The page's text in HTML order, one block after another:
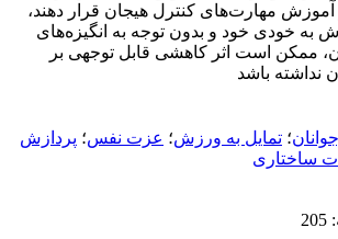
مهارت‌های کنترل هیجان قرار دهند،
به خودی خود و بدون توجه به انگیزه‌های
ممکن است اثر کاهشی قابل توجهی بر
نداشته باشد
؛ تمایل به ورزش؛ عزت نفس؛ پردازش
ساختاری